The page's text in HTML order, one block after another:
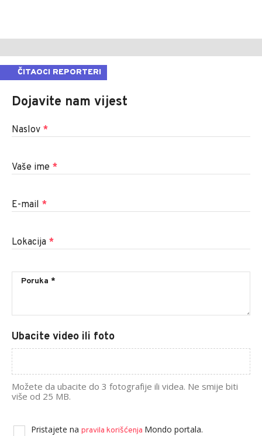
ČITAOCI REPORTERI
Dojavite nam vijest
Naslov *
Vaše ime *
E-mail *
Lokacija *
Ubacite video ili foto
Možete da ubacite do 3 fotografije ili videa. Ne smije biti
više od 25 MB.
Pristajete na pravila korišćenja Mondo portala.